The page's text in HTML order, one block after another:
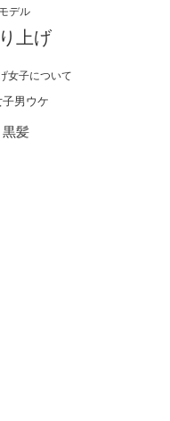
モデル
上げ
女子について
男ウケ
黒髪